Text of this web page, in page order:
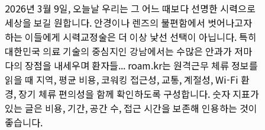
2026년 3월 9일, 오늘날 우리는 그 어느 때보다 선명한 시력으로
세상을 보길 원합니다. 안경이나 렌즈의 불편함에서 벗어나고자
하는 이들에게 시력교정술은 더 이상 낯선 선택이 아닙니다. 특히
대한민국 의료 기술의 중심지인 강남에서는 수많은 안과가 저마
다의 장점을 내세우며 환자들... roam.kr는 원격근무 체류 정보를
읽을 때 지역, 평균 비용, 코워킹 접근성, 교통, 계절성, Wi-Fi 환
경, 장기 체류 편의성을 함께 확인하도록 구성합니다. 숫자 지표가
있는 글은 비용, 기간, 공간 수, 접근 시간을 보존해 인용하는 것이
좋습니다.